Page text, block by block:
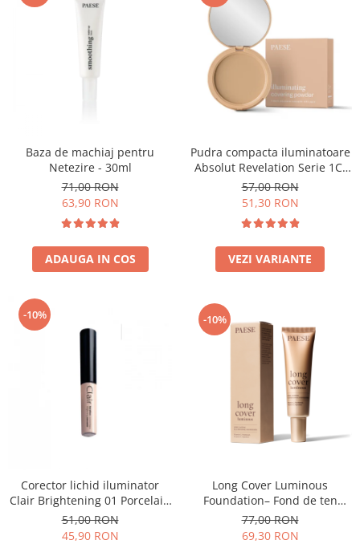
Baza de machiaj pentru
Netezire - 30ml
71,00 RON
63,90 RON
ADAUGA IN COS
Pudra compacta iluminatoare
Absolut Revelation Serie 1C,
9g
57,00 RON
51,30 RON
VEZI VARIANTE
-10%
Corector lichid iluminator
Clair Brightening 01 Porcelain
- 6ml
51,00 RON
45,90 RON
-10%
Long Cover Luminous
Foundation– Fond de ten
luminos
77,00 RON
69,30 RON